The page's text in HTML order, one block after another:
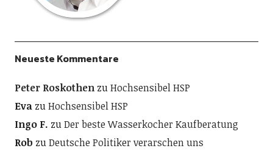
Neueste Kommentare
Peter RoskothenzuHochsensibel HSP
EvazuHochsensibel HSP
Ingo F. zuDer beste Wasserkocher Kaufberatung
Rob zuDeutsche Politiker verarschen uns